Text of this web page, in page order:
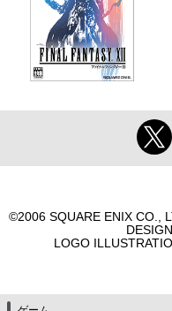
©2006 SQUARE ENIX CO.,
LOGO